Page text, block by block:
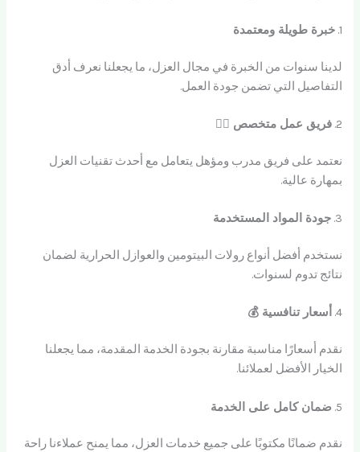
1. خبرة طويلة ومعتمدة
لدينا سنوات من الخبرة في مجال العزل، ما يجعلنا نعرف أدق
التفاصيل التي تضمن جودة العمل.
2. فريق عمل متخصص 👷‍♂️
نعتمد على فريق مدرب ومؤهل يتعامل مع أحدث تقنيات العزل
بمهارة عالية.
3. جودة المواد المستخدمة
نستخدم أفضل أنواع رولات البيتومين والعوازل الحرارية لضمان
نتائج تدوم لسنوات.
4. أسعار تنافسية 💰
نقدم أسعارًا مناسبة مقارنة بجودة الخدمة المقدمة، مما يجعلنا
الخيار الأفضل لعملائنا.
5. ضمان كامل على الخدمة
نقدم ضمانًا مكتوبًا على جميع خدمات العزل، مما يمنح عملاءنا راحة